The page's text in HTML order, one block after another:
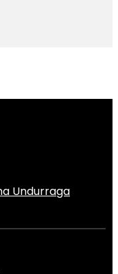
Undurraga